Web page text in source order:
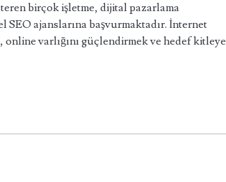
birçok işletme, dijital pazarlama
ajanslarına başvurmaktadır. İnternet
online varlığını güçlendirmek ve hedef kitleye